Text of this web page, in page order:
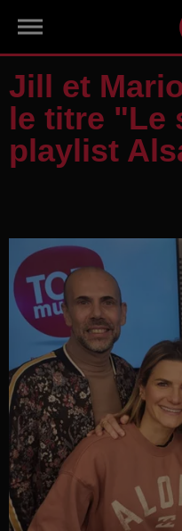
Jill et
le titre "Le
playlist